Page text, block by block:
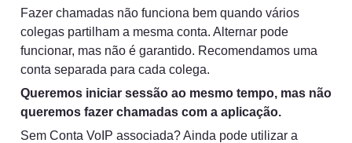
Fazer chamadas não funciona bem quando vários
colegas partilham a mesma conta. Alternar pode
funcionar, mas não é garantido. Recomendamos uma
conta separada para cada colega.
Queremos iniciar sessão ao mesmo tempo, mas não
queremos fazer chamadas com a aplicação.
Sem Conta VoIP associada? Ainda pode utilizar a